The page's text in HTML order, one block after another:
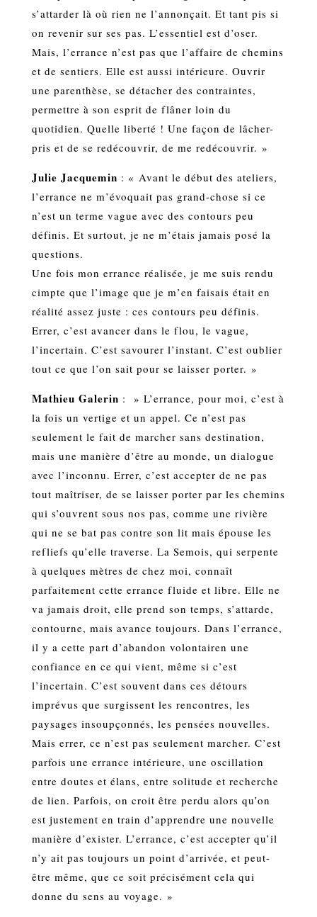
s’attarder là où rien ne l’annonçait. Et tant pis si
on revenir sur ses pas. L’essentiel est d’oser.
Mais, l’errance n’est pas que l’affaire de chemins
et de sentiers. Elle est aussi intérieure. Ouvrir
une parenthèse, se détacher des contraintes,
permettre à son esprit de flâner loin du
quotidien. Quelle liberté ! Une façon de lâcher-
pris et de se redécouvrir, de me redécouvrir. »
Julie Jacquemin : « Avant le début des ateliers,
l’errance ne m’évoquait pas grand-chose si ce
n’est un terme vague avec des contours peu
définis. Et surtout, je ne m’étais jamais posé la
questions.
Une fois mon errance réalisée, je me suis rendu
cimpte que l’image que je m’en faisais était en
réalité assez juste : ces contours peu définis.
Errer, c’est avancer dans le flou, le vague,
l’incertain. C’est savourer l’instant. C’est oublier
tout ce que l’on sait pour se laisser porter. »
Mathieu Galerin : » L’errance, pour moi, c’est à
la fois un vertige et un appel. Ce n’est pas
seulement le fait de marcher sans destination,
mais une manière d’être au monde, un dialogue
avec l’inconnu. Errer, c’est accepter de ne pas
tout maîtriser, de se laisser porter par les chemins
qui s’ouvrent sous nos pas, comme une rivière
qui ne se bat pas contre son lit mais épouse les
refliefs qu’elle traverse. La Semois, qui serpente
à quelques mètres de chez moi, connaît
parfaitement cette errance fluide et libre. Elle ne
va jamais droit, elle prend son temps, s’attarde,
contourne, mais avance toujours. Dans l’errance,
il y a cette part d’abandon volontairen une
confiance en ce qui vient, même si c’est
l’incertain. C’est souvent dans ces détours
imprévus que surgissent les rencontres, les
paysages insoupçonnés, les pensées nouvelles.
Mais errer, ce n’est pas seulement marcher. C’est
parfois une errance intérieure, une oscillation
entre doutes et élans, entre solitude et recherche
de lien. Parfois, on croit être perdu alors qu’on
est justement en train d’apprendre une nouvelle
manière d’exister. L’errance, c’est accepter qu’il
n’y ait pas toujours un point d’arrivée, et peut-
être même, que ce soit précisément cela qui
donne du sens au voyage. »